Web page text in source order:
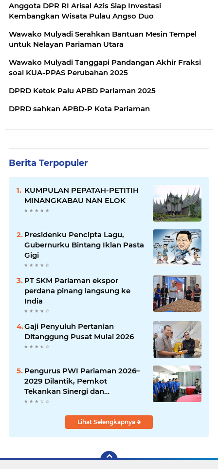
Anggota DPR RI Arisal Azis Siap Investasi
Kembangkan Wisata Pulau Angso Duo
Wawako Mulyadi Serahkan Bantuan Mesin Tempel
untuk Nelayan Pariaman Utara
Wawako Mulyadi Tanggapi Pandangan Akhir Fraksi
soal KUA-PPAS Perubahan 2025
DPRD Ketok Palu APBD Pariaman 2025
DPRD sahkan APBD-P Kota Pariaman
Berita Terpopuler
KUMPULAN PEPATAH-PETITIH
MINANGKABAU NAN ELOK
Presidenku Pencipta Lagu,
Gubernurku Bintang Iklan Pasta
Gigi
PT SKM Pariaman ekspor
perdana pinang langsung ke
India
Gaji Penyuluh Pertanian
Ditanggung Pusat Mulai 2026
Pengurus PWI Pariaman 2026–
2029 Dilantik, Pemkot
Tekankan Sinergi dan
Profesionalisme Pers
Lihat Selengkapnya